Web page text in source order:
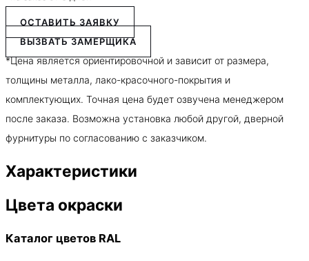
ОСТАВИТЬ ЗАЯВКУ
ВЫЗВАТЬ ЗАМЕРЩИКА
*Цена является ориентировочной и зависит от размера,
толщины металла, лако-красочного-покрытия и
комплектующих. Точная цена будет озвучена менеджером
после заказа. Возможна установка любой другой, дверной
фурнитуры по согласованию с заказчиком.
Характеристики
Цвета окраски
Каталог цветов RAL